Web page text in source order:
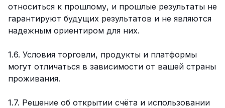
относиться к прошлому, и прошлые результаты не
гарантируют будущих результатов и не являются
надежным ориентиром для них.
1.6. Условия торговли, продукты и платформы
могут отличаться в зависимости от вашей страны
проживания.
1.7. Решение об открытии счёта и использовании